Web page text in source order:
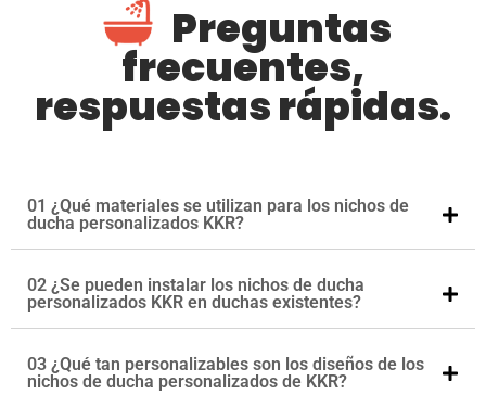
Preguntas
frecuentes,
respuestas rápidas.
01 ¿Qué materiales se utilizan para los nichos de
ducha personalizados KKR?
02 ¿Se pueden instalar los nichos de ducha
personalizados KKR en duchas existentes?
03 ¿Qué tan personalizables son los diseños de los
nichos de ducha personalizados de KKR?